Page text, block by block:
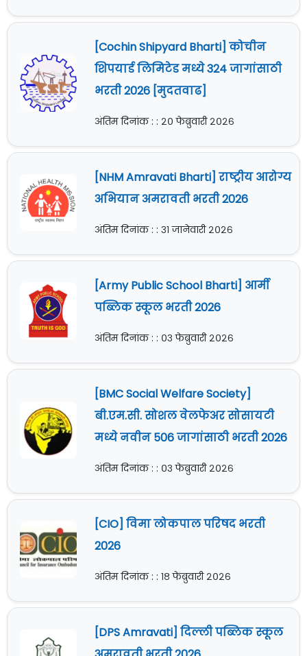
[Cochin Shipyard Bharti] कोचीन
शिपयार्ड लिमिटेड मध्ये 324 जागांसाठी
भरती 2026 [मुदतवाढ]
अंतिम दिनांक : : २० फेब्रुवारी २०२६
[NHM Amravati Bharti] राष्ट्रीय आरोग्य
अभियान अमरावती भरती 2026
अंतिम दिनांक : : ३१ जानेवारी २०२६
[Army Public School Bharti] आर्मी
पब्लिक स्कूल भरती 2026
अंतिम दिनांक : : ०३ फेब्रुवारी २०२६
[BMC Social Welfare Society]
बी.एम.सी. सोशल वेलफेअर सोसायटी
मध्ये नवीन 506 जागांसाठी भरती 2026
अंतिम दिनांक : : ०३ फेब्रुवारी २०२६
[CIO] विमा लोकपाल परिषद भरती
2026
अंतिम दिनांक : : १८ फेब्रुवारी २०२६
[DPS Amravati] दिल्ली पब्लिक स्कूल